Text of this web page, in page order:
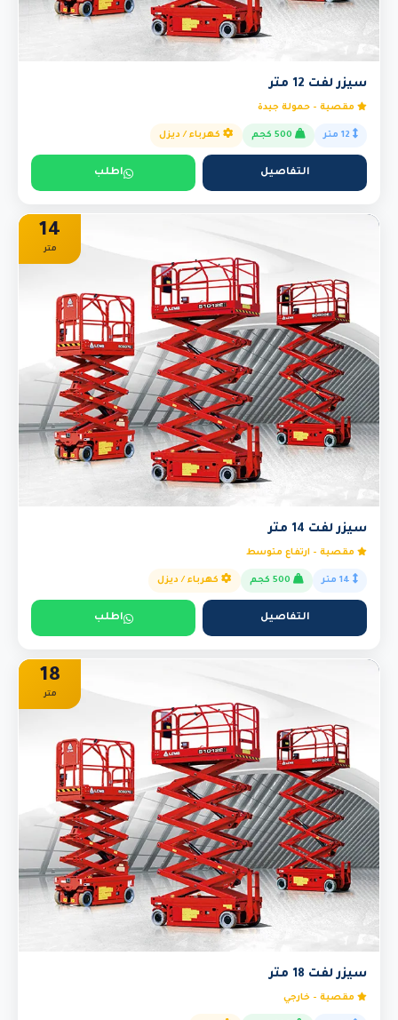
سيزر لفت 12 متر
مقصية - حمولة جيدة
كهرباء / ديزل
التفاصيل اطلب
14
متر
سيزر لفت 14 متر
مقصية - ارتفاع متوسط
كهرباء / ديزل
التفاصيل اطلب
18
متر
سيزر لفت 18 متر
مقصية - خارجي